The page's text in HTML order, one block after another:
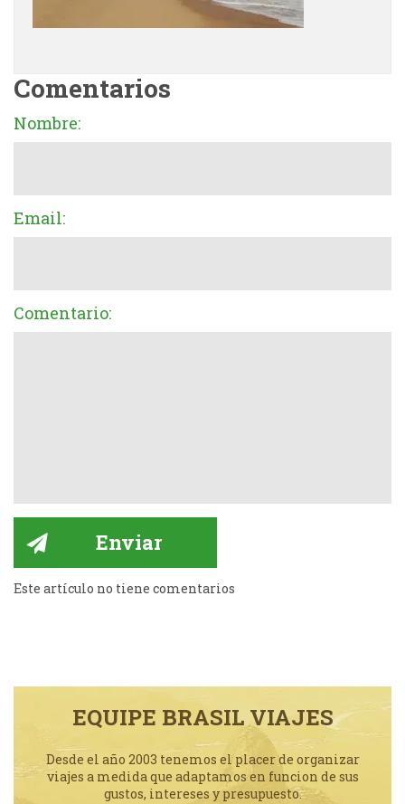
Comentarios
Nombre:
Email:
Comentario:
Este artículo no tiene comentarios
EQUIPE BRASIL VIAJES
Desde el año 2003 tenemos el placer de organizar
viajes a medida que adaptamos en funcion de sus
gustos, intereses y presupuesto.